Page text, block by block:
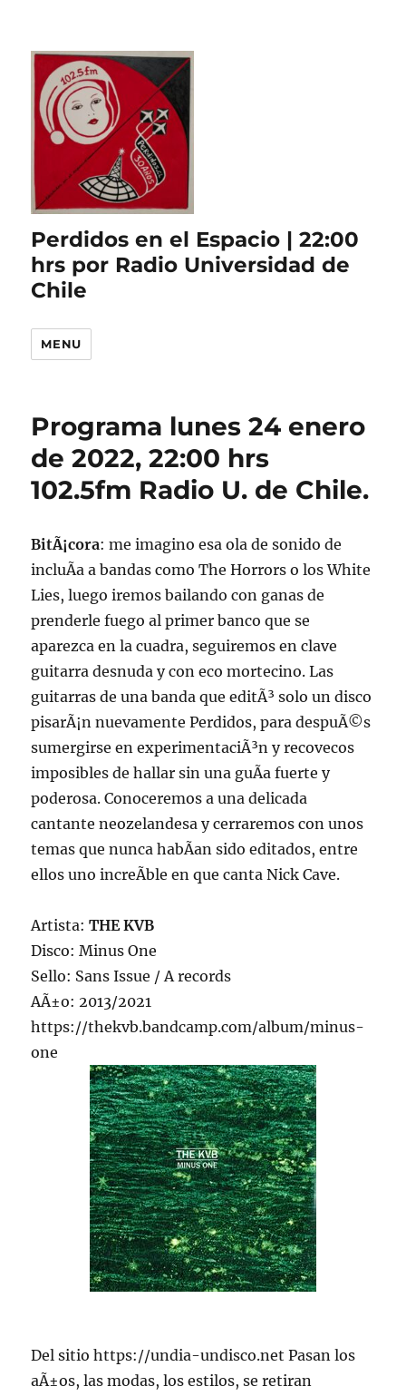
Perdidos en el Espacio | 22:00
hrs por Radio Universidad de
Chile
MENU
Programa lunes 24 enero
de 2022, 22:00 hrs
102.5fm Radio U. de Chile.
BitÃ¡cora: me imagino esa ola de sonido de
incluÃ­a a bandas como The Horrors o los White
Lies, luego iremos bailando con ganas de
prenderle fuego al primer banco que se
aparezca en la cuadra, seguiremos en clave
guitarra desnuda y con eco mortecino. Las
guitarras de una banda que editÃ³ solo un disco
pisarÃ¡n nuevamente Perdidos, para despuÃ©s
sumergirse en experimentaciÃ³n y recovecos
imposibles de hallar sin una guÃ­a fuerte y
poderosa. Conoceremos a una delicada
cantante neozelandesa y cerraremos con unos
temas que nunca habÃ­an sido editados, entre
ellos uno increÃ­ble en que canta Nick Cave.
Artista:THE KVB
Disco: Minus One
Sello: Sans Issue / A records
AÃ±o: 2013/2021
https://thekvb.bandcamp.com/album/minus-
one
Del sitio https://undia-undisco.net Pasan los
aÃ±os, las modas, los estilos, se retiran